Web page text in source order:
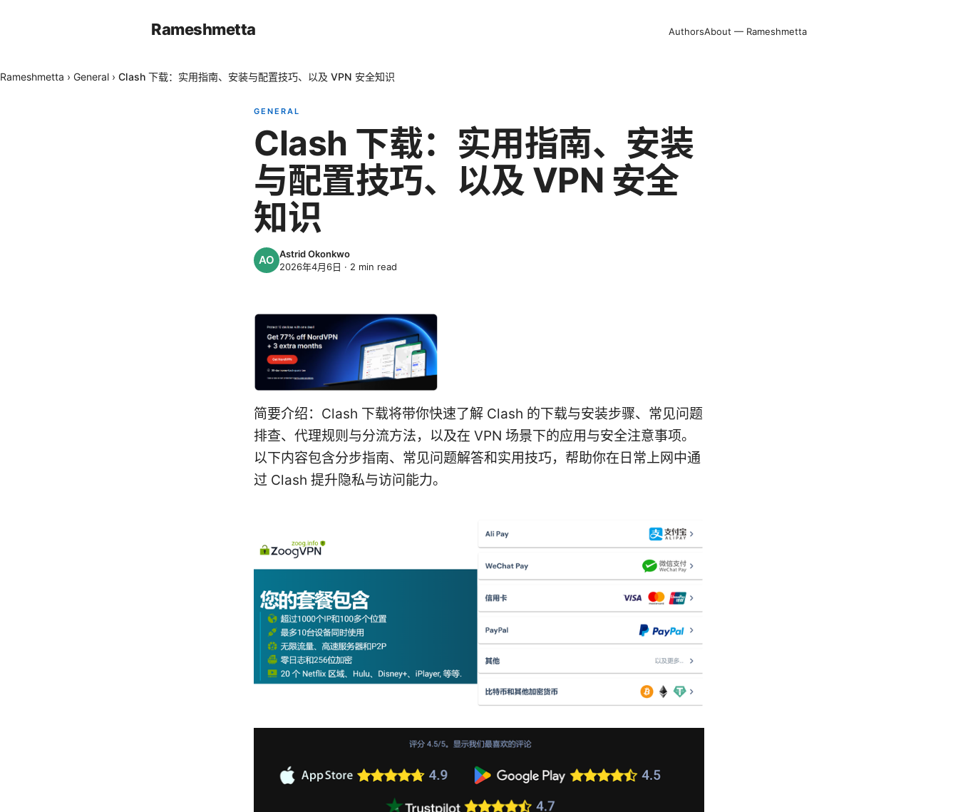
Rameshmetta AuthorsAbout — Rameshmetta
Rameshmetta › General › Clash 下载：实用指南、安装与配置技巧、以及 VPN 安全知识
GENERAL
Clash 下载：实用指南、安装
与配置技巧、以及 VPN 安全
知识
Astrid Okonkwo
2026年4月6日 · 2 min read
简要介绍：Clash 下载将带你快速了解 Clash 的下载与安装步骤、常见问题
排查、代理规则与分流方法，以及在 VPN 场景下的应用与安全注意事项。
以下内容包含分步指南、常见问题解答和实用技巧，帮助你在日常上网中通
过 Clash 提升隐私与访问能力。